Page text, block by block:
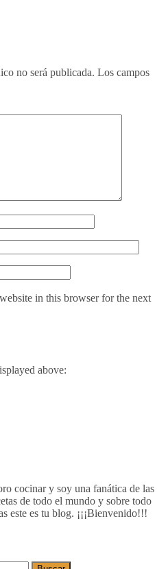
no será publicada. Los campos
in this browser for the next
above:
cocinar y soy una fanática de las
de todo el mundo y sobre todo
este es tu blog. ¡¡¡Bienvenido!!!